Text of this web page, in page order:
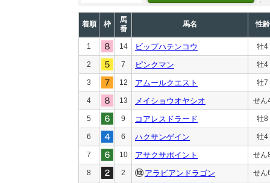
着順 枠
馬
番
馬名 性齢
1 14 ビップハテンコウ 牡4
2 7 ピンクマン 牡4
3 12 アムールクエスト 牡7
4 13 メイショウオヤシオ せん
5 9 コアレスドラード 牡8
6 6 ハクサンゲイン 牡4
7 10 アサクサポイント せん
8 2 アラビアンドラゴン せん